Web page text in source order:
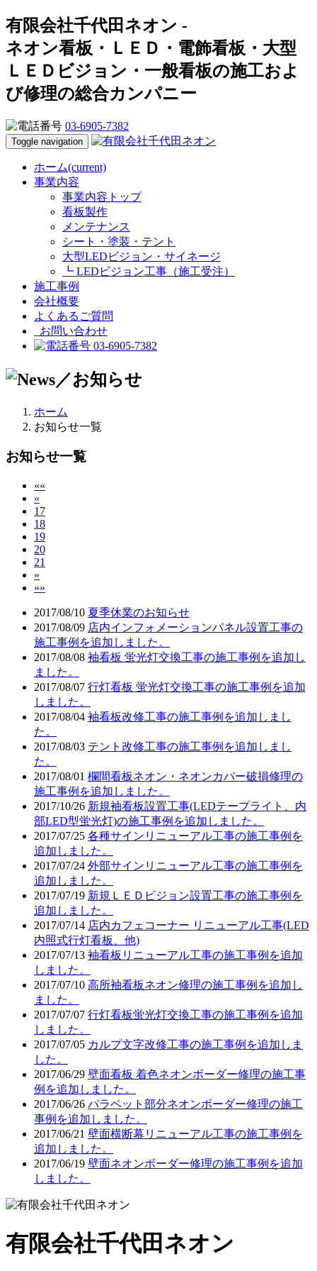
有限会社千代田ネオン -
ネオン看板・ＬＥＤ・電飾看板・大型
ＬＥＤビジョン・一般看板の施工およ
び修理の総合カンパニー
03-6905-7382
Toggle navigation
ホーム(current)
事業内容
事業内容トップ
看板製作
メンテナンス
シート・塗装・テント
大型LEDビジョン・サイネージ
┗ LEDビジョン工事（施工受注）
施工事例
会社概要
よくあるご質問
お問い合わせ
03-6905-7382
ホーム
お知らせ一覧
お知らせ一覧
««
«
17
18
19
20
21
»
»»
2017/08/10 夏季休業のお知らせ
2017/08/09 店内インフォメーションパネル設置工事の
施工事例を追加しました。
2017/08/08 袖看板 蛍光灯交換工事の施工事例を追加し
ました。
2017/08/07 行灯看板 蛍光灯交換工事の施工事例を追加
しました。
2017/08/04 袖看板改修工事の施工事例を追加しまし
た。
2017/08/03 テント改修工事の施工事例を追加しまし
た。
2017/08/01 欄間看板ネオン・ネオンカバー破損修理の
施工事例を追加しました。
2017/10/26 新規袖看板設置工事(LEDテープライト、内
部LED型蛍光灯)の施工事例を追加しました。
2017/07/25 各種サインリニューアル工事の施工事例を
追加しました。
2017/07/24 外部サインリニューアル工事の施工事例を
追加しました。
2017/07/19 新規ＬＥＤビジョン設置工事の施工事例を
追加しました。
2017/07/14 店内カフェコーナー リニューアル工事(LED
内照式行灯看板、他)
2017/07/13 袖看板リニューアル工事の施工事例を追加
しました。
2017/07/10 高所袖看板ネオン修理の施工事例を追加し
ました。
2017/07/07 行灯看板蛍光灯交換工事の施工事例を追加
しました。
2017/07/05 カルプ文字改修工事の施工事例を追加しま
した。
2017/06/29 壁面看板 着色ネオンボーダー修理の施工事
例を追加しました。
2017/06/26 パラペット部分ネオンボーダー修理の施工
事例を追加しました。
2017/06/21 壁面横断幕リニューアル工事の施工事例を
追加しました。
2017/06/19 壁面ネオンボーダー修理の施工事例を追加
しました。
有限会社千代田ネオン